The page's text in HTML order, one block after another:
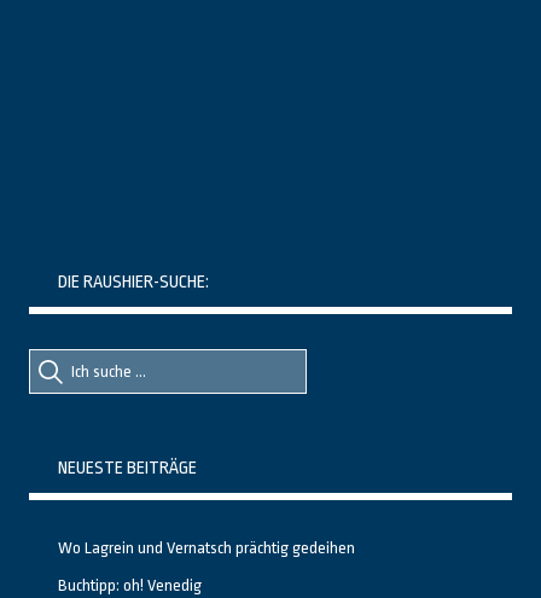
DIE RAUSHIER-SUCHE:
Suche
nach::
Suche
nach:
NEUESTE BEITRÄGE
Wo Lagrein und Vernatsch prächtig gedeihen
Buchtipp: oh! Venedig